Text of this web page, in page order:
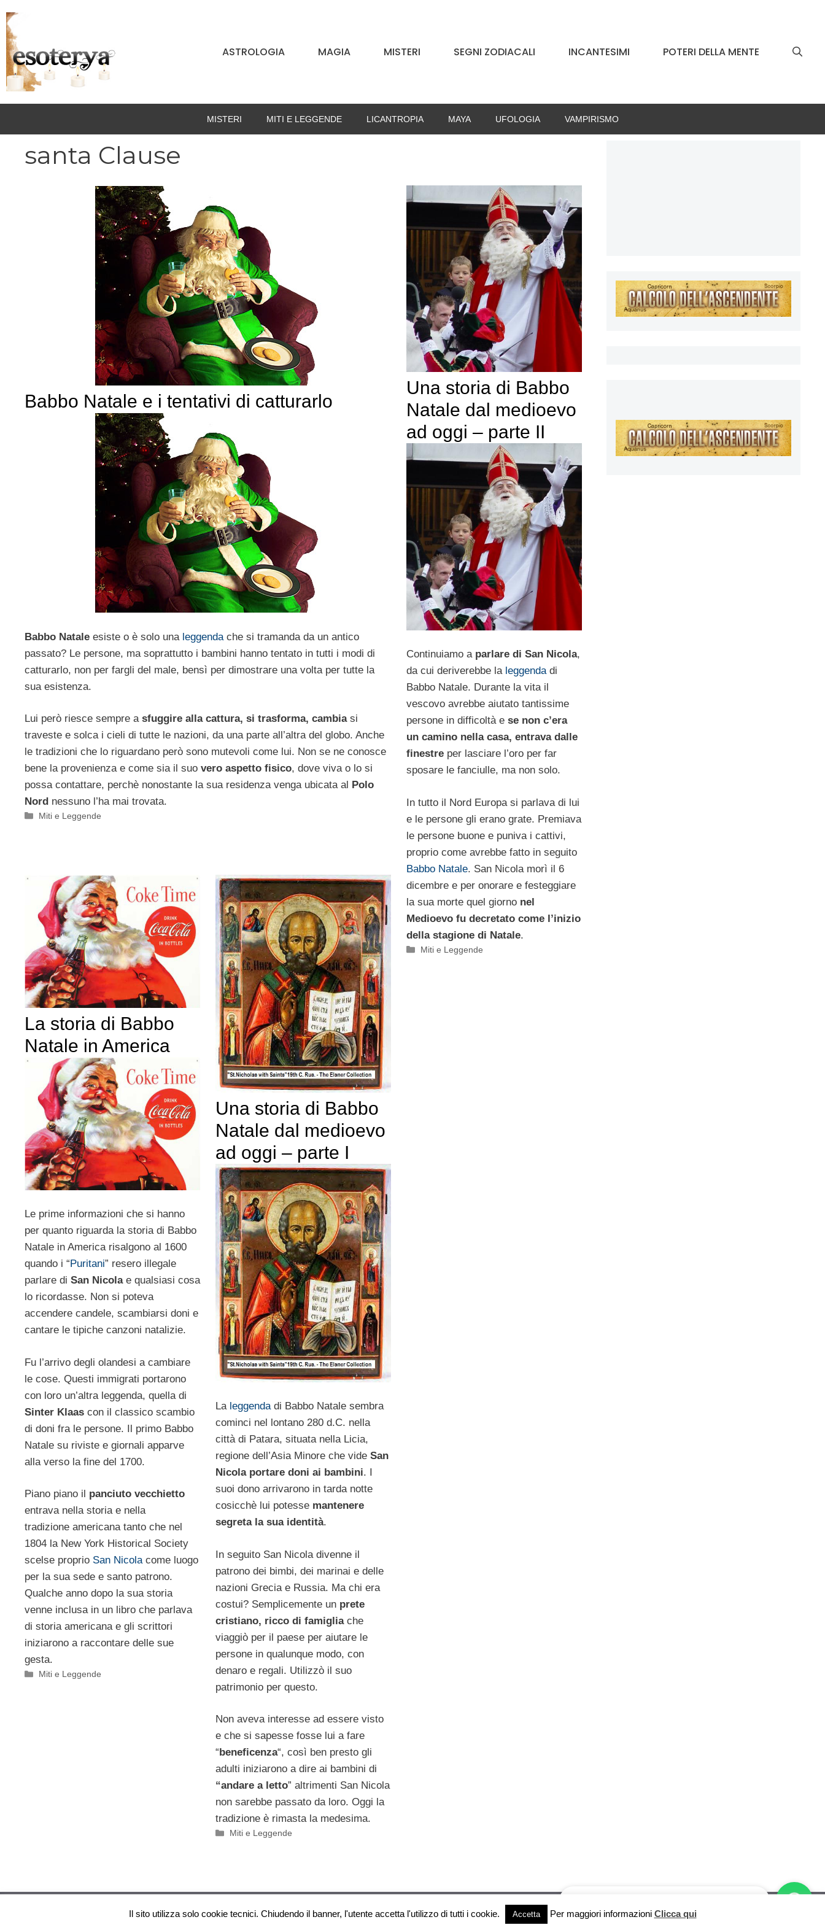
al
contenuto
ASTROLOGIA MAGIA MISTERI SEGNI ZODIACALI INCANTESIMI POTERI DELLA MENTE
MISTERI MITI E LEGGENDE LICANTROPIA MAYA UFOLOGIA VAMPIRISMO
santa Clause
Babbo Natale e i tentativi di catturarlo
Babbo Natale esiste o è solo una leggenda che si tramanda da un antico
passato? Le persone, ma soprattutto i bambini hanno tentato in tutti i modi di
catturarlo, non per fargli del male, bensì per dimostrare una volta per tutte la
sua esistenza.
Lui però riesce sempre a sfuggire alla cattura, si trasforma, cambiasi
traveste e solca i cieli di tutte le nazioni, da una parte all’altra del globo. Anche
le tradizioni che lo riguardano però sono mutevoli come lui. Non se ne conosce
bene la provenienza e come sia il suo vero aspetto fisico, dove viva o lo si
possa contattare, perchè nonostante la sua residenza venga ubicata al Polo
Nord nessuno l’ha mai trovata.
Categorie
Miti e Leggende
Una storia di Babbo
Natale dal medioevo
ad oggi – parte II
Continuiamo a parlare di San Nicola,
da cui deriverebbe la leggendadi
Babbo Natale. Durante la vita il
vescovo avrebbe aiutato tantissime
persone in difficoltà e se non c’era
un camino nella casa, entrava dalle
finestreper lasciare l’oro per far
sposare le fanciulle, ma non solo.
In tutto il Nord Europa si parlava di lui
e le persone gli erano grate. Premiava
le persone buone e puniva i cattivi,
proprio come avrebbe fatto in seguito
Babbo Natale. San Nicola morì il 6
dicembre e per onorare e festeggiare
la sua morte quel giorno nel
Medioevo fu decretato come l’inizio
della stagione di Natale.
Categorie
Miti e Leggende
La storia di Babbo
Natale in America
Le prime informazioni che si hanno
per quanto riguarda la storia di Babbo
Natale in America risalgono al 1600
quando i “ Puritani” resero illegale
parlare di San Nicolae qualsiasi cosa
lo ricordasse. Non si poteva
accendere candele, scambiarsi doni e
cantare le tipiche canzoni natalizie.
Fu l’arrivo degli olandesi a cambiare
le cose. Questi immigrati portarono
con loro un’altra leggenda, quella di
Sinter Klaas con il classico scambio
di doni fra le persone. Il primo Babbo
Natale su riviste e giornali apparve
alla verso la fine del 1700.
Piano piano il panciuto vecchietto
entrava nella storia e nella
tradizione americana tanto che nel
1804 la New York Historical Society
scelse proprio San Nicolacome luogo
per la sua sede e santo patrono.
Qualche anno dopo la sua storia
venne inclusa in un libro che parlava
di storia americana e gli scrittori
iniziarono a raccontare delle sue
gesta.
Categorie
Miti e Leggende
Una storia di Babbo
Natale dal medioevo
ad oggi – parte I
La leggendadi Babbo Natale sembra
cominci nel lontano 280 d.C. nella
città di Patara, situata nella Licia,
regione dell’Asia Minore che vide San
Nicola portare doni ai bambini. I
suoi dono arrivarono in tarda notte
cosicchè lui potesse mantenere
segreta la sua identità.
In seguito San Nicola divenne il
patrono dei bimbi, dei marinai e delle
nazioni Grecia e Russia. Ma chi era
costui? Semplicemente un prete
cristiano, ricco di famigliache
viaggiò per il paese per aiutare le
persone in qualunque modo, con
denaro e regali. Utilizzò il suo
patrimonio per questo.
Non aveva interesse ad essere visto
e che si sapesse fosse lui a fare
“ beneficenza“, così ben presto gli
adulti iniziarono a dire ai bambini di
“andare a letto” altrimenti San Nicola
non sarebbe passato da loro. Oggi la
tradizione è rimasta la medesima.
Categorie
Miti e Leggende
Esoterya.com © 2026. All right reserverd.
Il sito utilizza solo cookie tecnici. Chiudendo il banner, l'utente accetta l'utilizzo di tutti i cookie. Accetta Per maggiori informazioni Clicca qui